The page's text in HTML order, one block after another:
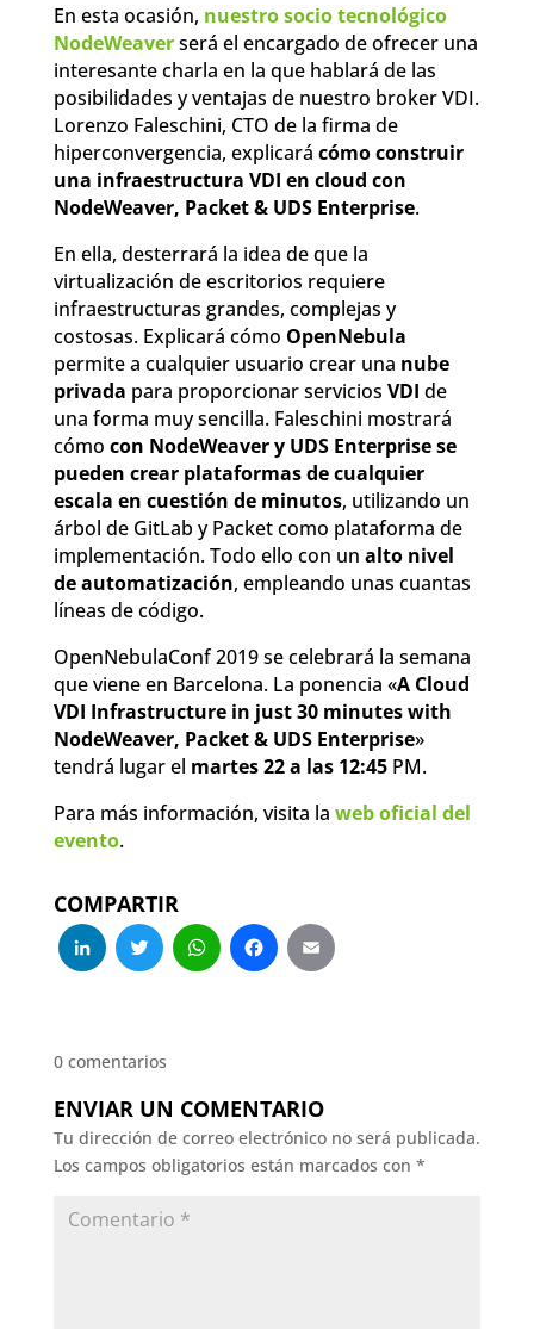
En esta ocasión, nuestro socio tecnológico
NodeWeaverserá el encargado de ofrecer una
interesante charla en la que hablará de las
posibilidades y ventajas de nuestro broker VDI.
Lorenzo Faleschini, CTO de la firma de
hiperconvergencia, explicará cómo construir
una infraestructura VDI en cloud con
NodeWeaver, Packet & UDS Enterprise.
En ella, desterrará la idea de que la
virtualización de escritorios requiere
infraestructuras grandes, complejas y
costosas. Explicará cómo OpenNebula
permite a cualquier usuario crear una nube
privada para proporcionar servicios VDI de
una forma muy sencilla. Faleschini mostrará
cómo con NodeWeaver y UDS Enterprise se
pueden crear plataformas de cualquier
escala en cuestión de minutos, utilizando un
árbol de GitLab y Packet como plataforma de
implementación. Todo ello con un alto nivel
de automatización, empleando unas cuantas
líneas de código.
OpenNebulaConf 2019 se celebrará la semana
que viene en Barcelona. La ponencia «A Cloud
VDI Infrastructure in just 30 minutes with
NodeWeaver, Packet & UDS Enterprise»
tendrá lugar el martes 22 a las 12:45PM.
Para más información, visita la web oficial del
evento.
COMPARTIR
LinkedIn
Twitter
WhatsApp
Facebook
0 comentarios
ENVIAR UN COMENTARIO
Tu dirección de correo electrónico no será publicada.
Los campos obligatorios están marcados con *